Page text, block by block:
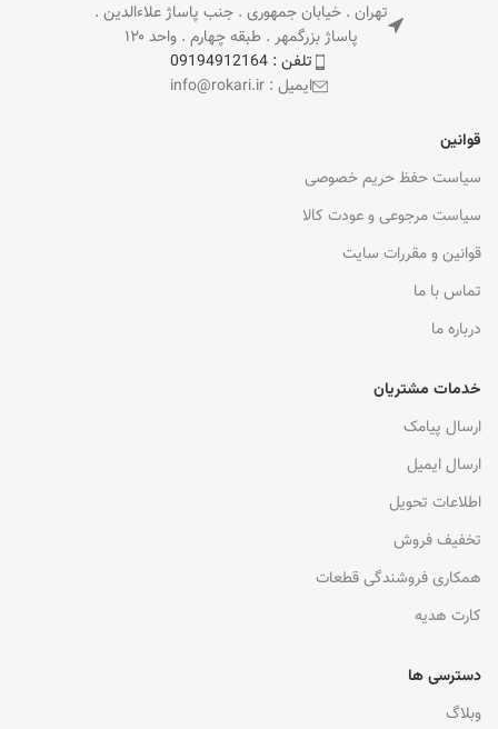
تهران . خیابان جمهوری . جنب پاساژ علاءالدین .
پاساژ بزرگمهر . طبقه چهارم . واحد ۱۲۰
تلفن : 09194912164
ایمیل : info@rokari.ir
قوانین
سیاست حفظ حریم خصوصی
سیاست مرجوعی و عودت کالا
قوانین و مقررات سایت
تماس با ما
درباره ما
خدمات مشتریان
ارسال پیامک
ارسال ایمیل
اطلاعات تحویل
تخفیف فروش
همکاری فروشندگی قطعات
کارت هدیه
دسترسی ها
وبلاگ